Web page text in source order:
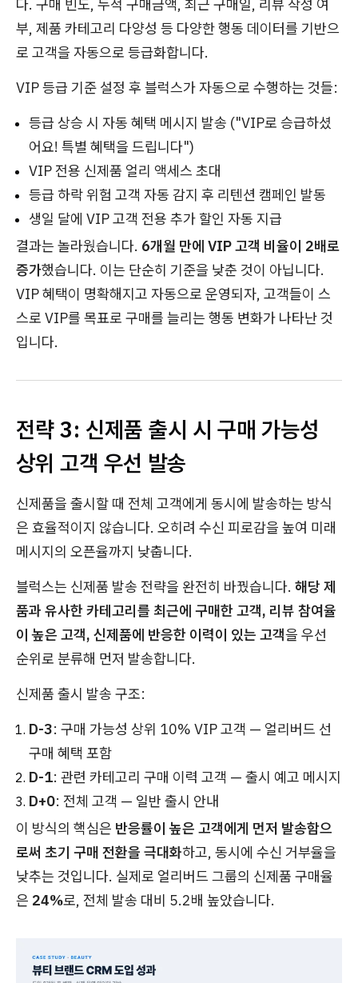
다. 구매 빈도, 누적 구매금액, 최근 구매일, 리뷰 작성 여
부, 제품 카테고리 다양성 등 다양한 행동 데이터를 기반으
로 고객을 자동으로 등급화합니다.
VIP 등급 기준 설정 후 블럭스가 자동으로 수행하는 것들:
등급 상승 시 자동 혜택 메시지 발송 ("VIP로 승급하셨
어요! 특별 혜택을 드립니다")
VIP 전용 신제품 얼리 액세스 초대
등급 하락 위험 고객 자동 감지 후 리텐션 캠페인 발동
생일 달에 VIP 고객 전용 추가 할인 자동 지급
결과는 놀라웠습니다. 6개월 만에 VIP 고객 비율이 2배로
증가했습니다. 이는 단순히 기준을 낮춘 것이 아닙니다.
VIP 혜택이 명확해지고 자동으로 운영되자, 고객들이 스
스로 VIP를 목표로 구매를 늘리는 행동 변화가 나타난 것
입니다.
전략 3: 신제품 출시 시 구매 가능성
상위 고객 우선 발송
신제품을 출시할 때 전체 고객에게 동시에 발송하는 방식
은 효율적이지 않습니다. 오히려 수신 피로감을 높여 미래
메시지의 오픈율까지 낮춥니다.
블럭스는 신제품 발송 전략을 완전히 바꿨습니다. 해당 제
품과 유사한 카테고리를 최근에 구매한 고객, 리뷰 참여율
이 높은 고객, 신제품에 반응한 이력이 있는 고객을 우선
순위로 분류해 먼저 발송합니다.
신제품 출시 발송 구조:
D-3: 구매 가능성 상위 10% VIP 고객 — 얼리버드 선
구매 혜택 포함
D-1: 관련 카테고리 구매 이력 고객 — 출시 예고 메시지
D+0: 전체 고객 — 일반 출시 안내
이 방식의 핵심은 반응률이 높은 고객에게 먼저 발송함으
로써 초기 구매 전환을 극대화하고, 동시에 수신 거부율을
낮추는 것입니다. 실제로 얼리버드 그룹의 신제품 구매율
은 24%로, 전체 발송 대비 5.2배 높았습니다.